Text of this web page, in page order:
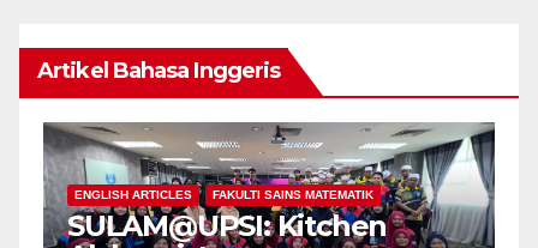
Artikel Bahasa Inggeris
ENGLISH ARTICLES FAKULTI SAINS MATEMATIK
SULAM@UPSI: Kitchen
ENGLISH
PUSAT